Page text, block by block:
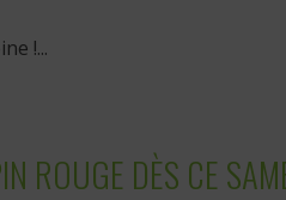
!...
ROUGE DÈS CE